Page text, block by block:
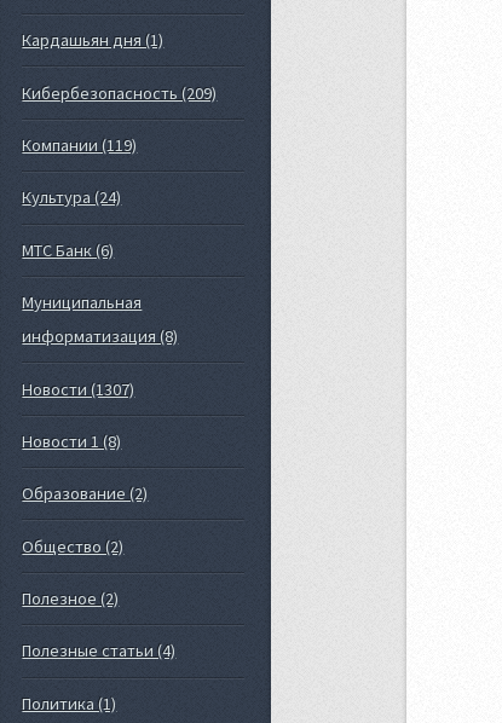
Кардашьян дня (1)
Кибербезопасность (209)
Компании (119)
Культура (24)
МТС Банк (6)
Муниципальная
информатизация (8)
Новости (1307)
Новости 1 (8)
Образование (2)
Общество (2)
Полезное (2)
Полезные статьи (4)
Политика (1)